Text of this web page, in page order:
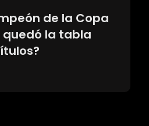
de la Copa
quedó la tabla